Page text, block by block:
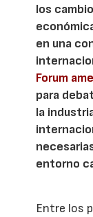
los
en una
Forum
para
la
entorno
Entre los